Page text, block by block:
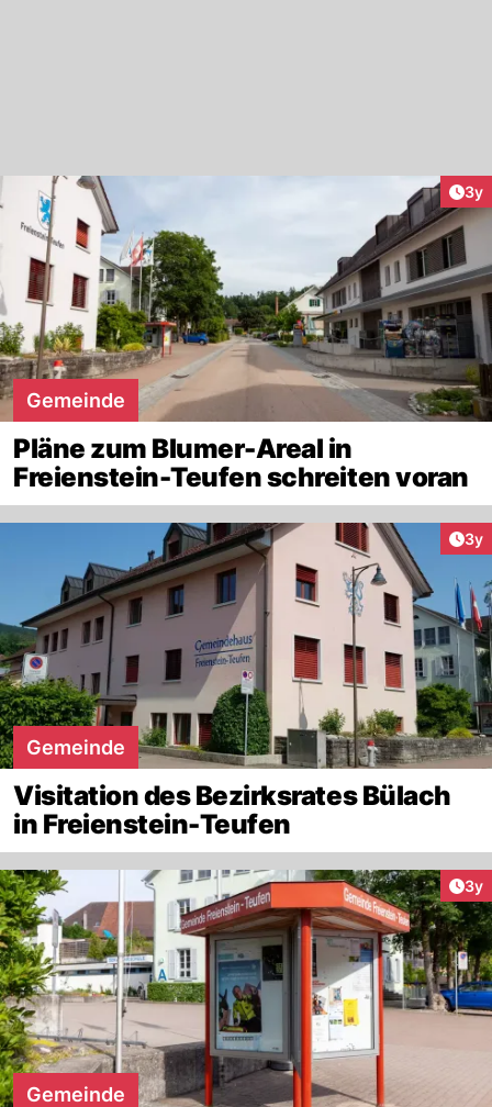
3y
Gemeinde
Pläne zum Blumer-Areal in
Freienstein-Teufen schreiten voran
3y
Gemeinde
Visitation des Bezirksrates Bülach
in Freienstein-Teufen
3y
Gemeinde